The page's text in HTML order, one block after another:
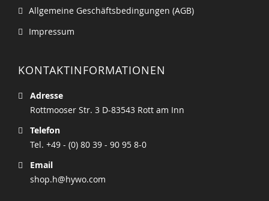
Allgemeine Geschäftsbedingungen (AGB)
Impressum
KONTAKTINFORMATIONEN
Adresse
Rottmooser Str. 3 D-83543 Rott am Inn
Telefon
Tel. +49 - (0) 80 39 - 90 95 8-0
Email
shop.h@hywo.com